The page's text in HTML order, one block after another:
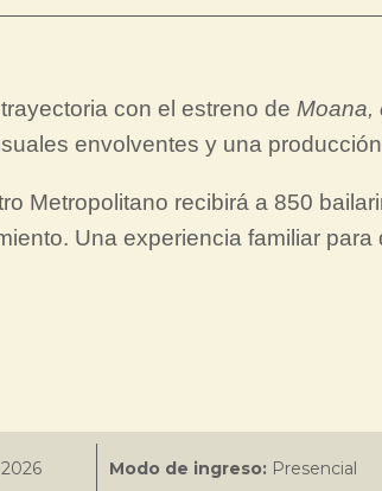
con el estreno de Moana,
envolventes y una
Metropolitano recibirá a 850
Una experiencia familiar
Modo de ingreso: Presencial